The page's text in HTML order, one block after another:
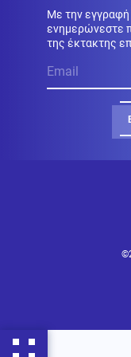
Περιβάλλον
Μια
ουράνιο
φορτηγό
Δολοφονία
Με την εγγραφή
ενημερώνεστε
της έκτακτης